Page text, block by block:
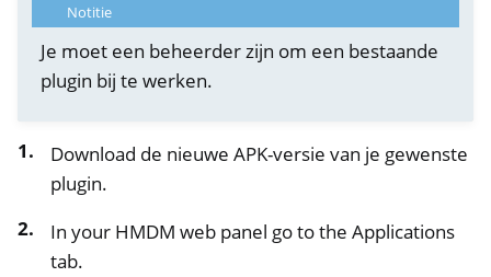
Notitie
Je moet een beheerder zijn om een bestaande
plugin bij te werken.
Download de nieuwe APK-versie van je gewenste
plugin.
In your HMDM web panel go to the Applications
tab.